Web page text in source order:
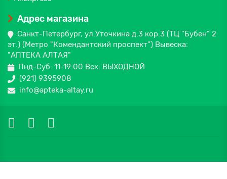
Адрес магазина
Санкт-Петербург, ул.Уточкина д.3 кор.3 (ТЦ "Бубен" 2
эт.) (Метро "Комендантский проспект") Вывеска:
"АПТЕКА АЛТАЯ"
Пнд-Суб: 11-19:00 Вск: ВЫХОДНОЙ
(921) 9395908
info@apteka-altay.ru